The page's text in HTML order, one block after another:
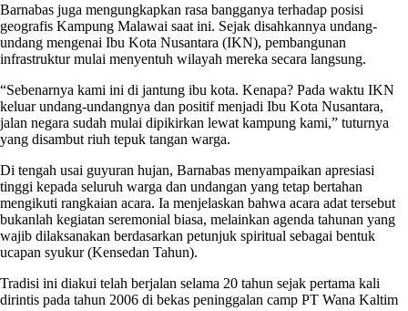
Barnabas juga mengungkapkan rasa bangganya terhadap posisi
geografis Kampung Malawai saat ini. Sejak disahkannya undang-
undang mengenai Ibu Kota Nusantara (IKN), pembangunan
infrastruktur mulai menyentuh wilayah mereka secara langsung.
“Sebenarnya kami ini di jantung ibu kota. Kenapa? Pada waktu IKN
keluar undang-undangnya dan positif menjadi Ibu Kota Nusantara,
jalan negara sudah mulai dipikirkan lewat kampung kami,” tuturnya
yang disambut riuh tepuk tangan warga.
Di tengah usai guyuran hujan, Barnabas menyampaikan apresiasi
tinggi kepada seluruh warga dan undangan yang tetap bertahan
mengikuti rangkaian acara. Ia menjelaskan bahwa acara adat tersebut
bukanlah kegiatan seremonial biasa, melainkan agenda tahunan yang
wajib dilaksanakan berdasarkan petunjuk spiritual sebagai bentuk
ucapan syukur (Kensedan Tahun).
Tradisi ini diakui telah berjalan selama 20 tahun sejak pertama kali
dirintis pada tahun 2006 di bekas peninggalan camp PT Wana Kaltim